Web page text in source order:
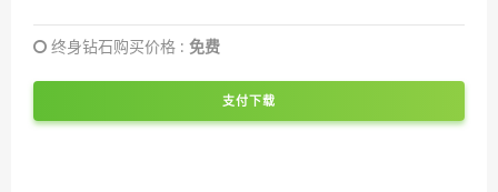
终身钻石购买价格 : 免费
支付下载